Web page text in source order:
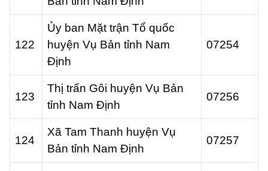
122
Ủy ban Mặt trận Tổ quốc
huyện Vụ Bản tỉnh Nam
Định
07254
123
Thị trấn Gôi huyện Vụ Bản
tỉnh Nam Định
07256
124
Xã Tam Thanh huyện Vụ
Bản tỉnh Nam Định
07257